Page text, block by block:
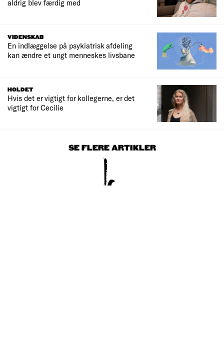
aldrig blev færdig med
VIDENSKAB
En indlæggelse på psykiatrisk afdeling
kan ændre et ungt menneskes livsbane
HOLDET
Hvis det er vigtigt for kollegerne, er det
vigtigt for Cecilie
SE FLERE ARTIKLER